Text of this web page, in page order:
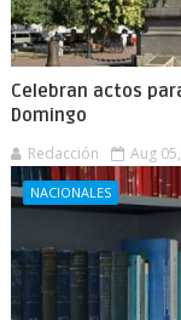
Celebran actos
Domingo
Redacción Aug
NACIONALES